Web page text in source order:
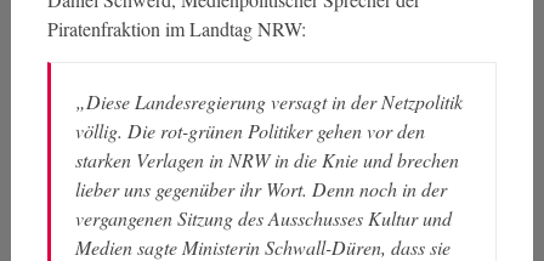
Piratenfraktion im Landtag NRW:
„Diese Landesregierung versagt in der Netzpolitik
völlig. Die rot-grünen Politiker gehen vor den
starken Verlagen in NRW in die Knie und brechen
lieber uns gegenüber ihr Wort. Denn noch in der
vergangenen Sitzung des Ausschusses Kultur und
Medien sagte Ministerin Schwall-Düren, dass sie